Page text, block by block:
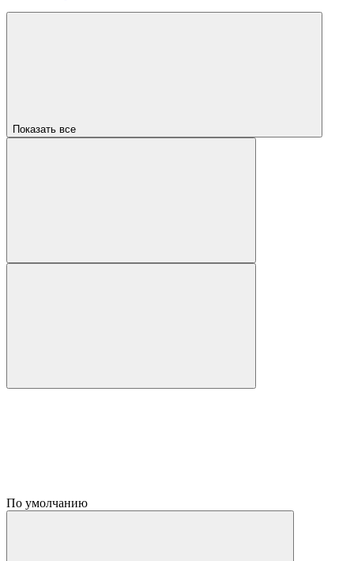
Показать все
По умолчанию